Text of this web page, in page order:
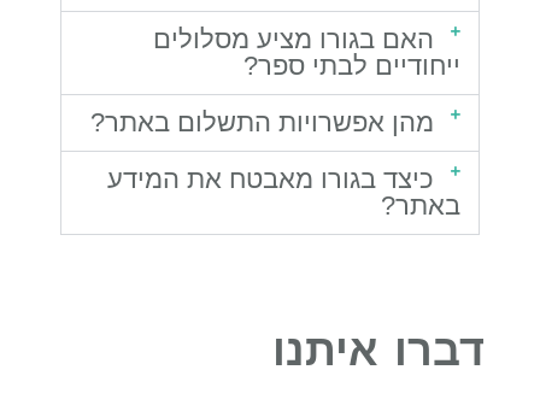
האם בגורו מציע מסלולים
ייחודיים לבתי ספר?
מהן אפשרויות התשלום באתר?
כיצד בגורו מאבטח את המידע
באתר?
דברו איתנו